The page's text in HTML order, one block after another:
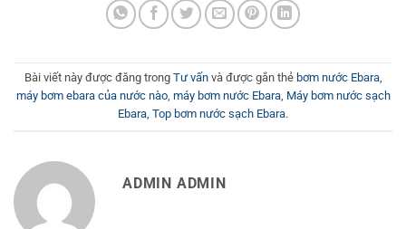
Bài viết này được đăng trong Tư vấnvà được gắn thẻ bơm nước Ebara,
máy bơm ebara của nước nào, máy bơm nước Ebara, Máy bơm nước sạch
Ebara, Top bơm nước sạch Ebara.
ADMIN ADMIN